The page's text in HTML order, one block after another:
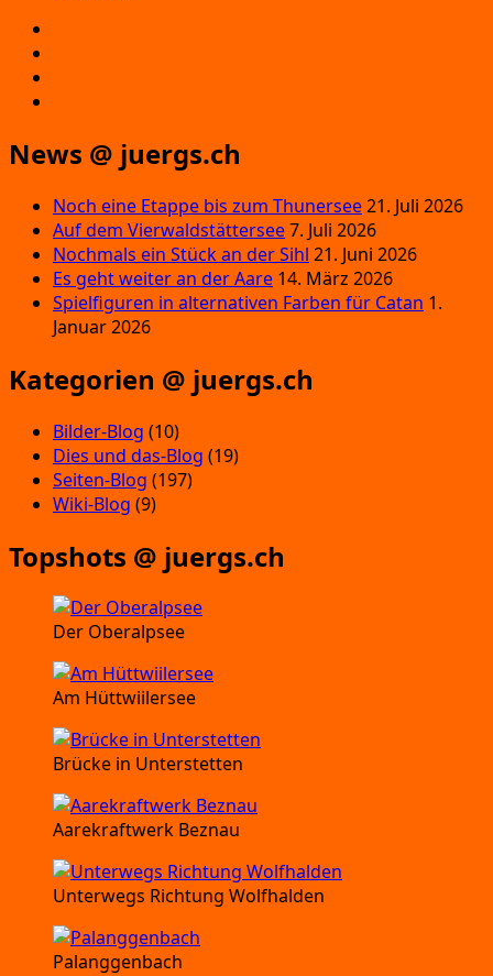
News @ juergs.ch
Noch eine Etappe bis zum Thunersee21. Juli 2026
Auf dem Vierwaldstättersee7. Juli 2026
Nochmals ein Stück an der Sihl 21. Juni 2026
Es geht weiter an der Aare 14. März 2026
Spielfiguren in alternativen Farben für Catan 1.
Januar 2026
Kategorien @ juergs.ch
Bilder-Blog (10)
Dies und das-Blog (19)
Seiten-Blog (197)
Wiki-Blog (9)
Topshots @ juergs.ch
Der Oberalpsee
Am Hüttwiilersee
Brücke in Unterstetten
Aarekraftwerk Beznau
Unterwegs Richtung Wolfhalden
Palanggenbach